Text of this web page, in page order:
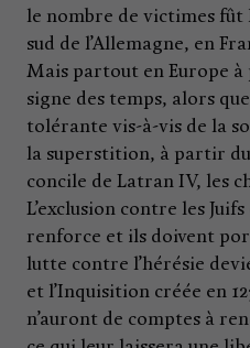
le nombre de victimes fût
sud de l’Allemagne, en
Mais partout en Europe à
signe des temps, alors
tolérante vis-à-vis de la
la superstition, à partir
concile de Latran IV, les
L’exclusion contre les
renforce et ils doivent
lutte contre l’hérésie
et l’Inquisition créée en
n’auront de comptes à